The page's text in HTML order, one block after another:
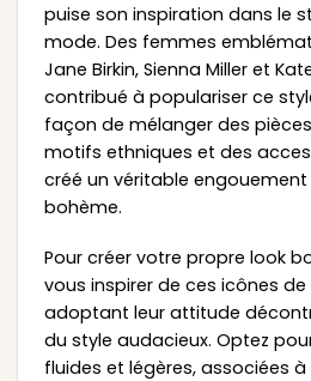
puise son inspiration dans le
mode. Des femmes
Jane Birkin, Sienna Miller et
contribué à populariser ce
façon de mélanger des
motifs ethniques et des
créé un véritable
bohème.
Pour créer votre propre look
vous inspirer de ces icônes
adoptant leur attitude
du style audacieux. Optez
fluides et légères, associées